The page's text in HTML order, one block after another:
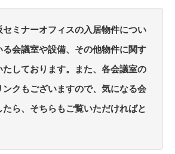
セミナーオフィスの入居物件につい
会議室や設備、その他物件に関す
たしております。また、各会議室の
クもございますので、気になる会
ら、そちらもご覧いただければと